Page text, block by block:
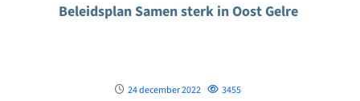
Beleidsplan Samen sterk in Oost Gelre
24 december 2022 3455